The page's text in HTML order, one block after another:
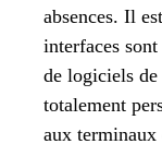
absences. Il
interfaces
de logiciels de
totalement
aux terminaux